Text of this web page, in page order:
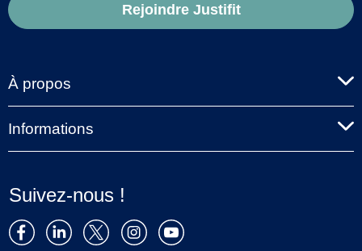
Rejoindre Justifit
À propos
Informations
Suivez-nous !